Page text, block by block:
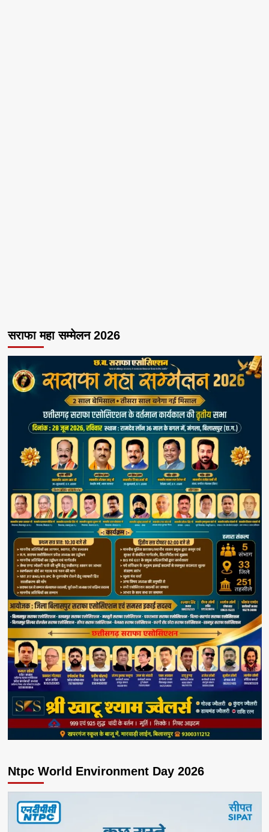
सराफा महा सम्मेलन 2026
Ntpc World Environment Day 2026